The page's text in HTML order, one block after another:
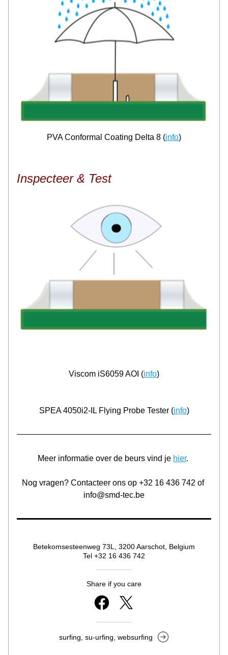
PVA Conformal Coating Delta 8 (info)
Inspecteer & Test
Viscom iS6059 AOI (info)
SPEA 4050i2-IL Flying Probe Tester (info)
Meer informatie over de beurs vind je hier.
Nog vragen? Contacteer ons op +32 16 436 742 of
info@smd-tec.be
Betekomsesteenweg 73L, 3200 Aarschot, Belgium
Tel +32 16 436 742
Share if you care
surfing, su-urfing, websurfing